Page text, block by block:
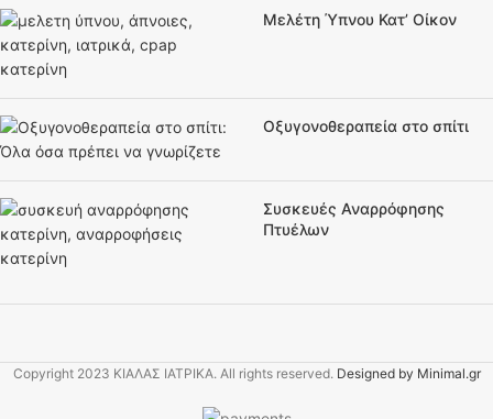
Μελέτη Ύπνου Κατ’ Οίκον
Οξυγονοθεραπεία στο σπίτι
Συσκευές Αναρρόφησης
Πτυέλων
Copyright 2023 ΚΙΑΛΑΣ ΙΑΤΡΙΚΑ. All rights reserved. Designed by Minimal.gr